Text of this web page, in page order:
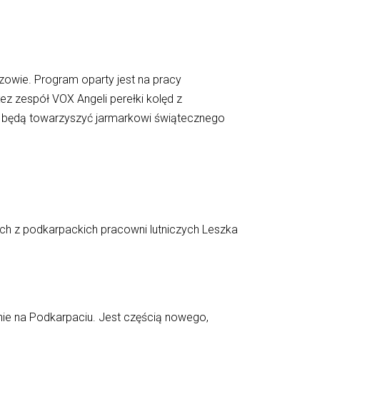
Program oparty jest na pracy
zespół VOX Angeli perełki kolęd z
towarzyszyć jarmarkowi świątecznego
z podkarpackich pracowni lutniczych Leszka
na Podkarpaciu. Jest częścią nowego,